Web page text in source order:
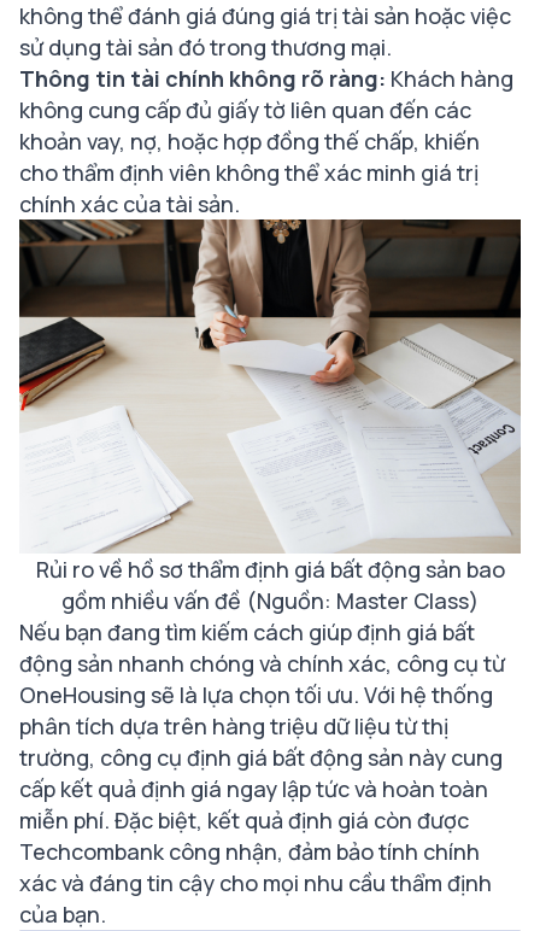
không thể đánh giá đúng giá trị tài sản hoặc việc
sử dụng tài sản đó trong thương mại.
Thông tin tài chính không rõ ràng: Khách hàng
không cung cấp đủ giấy tờ liên quan đến các
khoản vay, nợ, hoặc hợp đồng thế chấp, khiến
cho thẩm định viên không thể xác minh giá trị
chính xác của tài sản.
Rủi ro về hồ sơ thẩm định giá bất động sản bao
gồm nhiều vấn đề (Nguồn: Master Class)
Nếu bạn đang tìm kiếm cách giúp định giá bất
động sản nhanh chóng và chính xác, công cụ từ
OneHousing sẽ là lựa chọn tối ưu. Với hệ thống
phân tích dựa trên hàng triệu dữ liệu từ thị
trường, công cụ định giá bất động sản này cung
cấp kết quả định giá ngay lập tức và hoàn toàn
miễn phí. Đặc biệt, kết quả định giá còn được
Techcombank công nhận, đảm bảo tính chính
xác và đáng tin cậy cho mọi nhu cầu thẩm định
của bạn.